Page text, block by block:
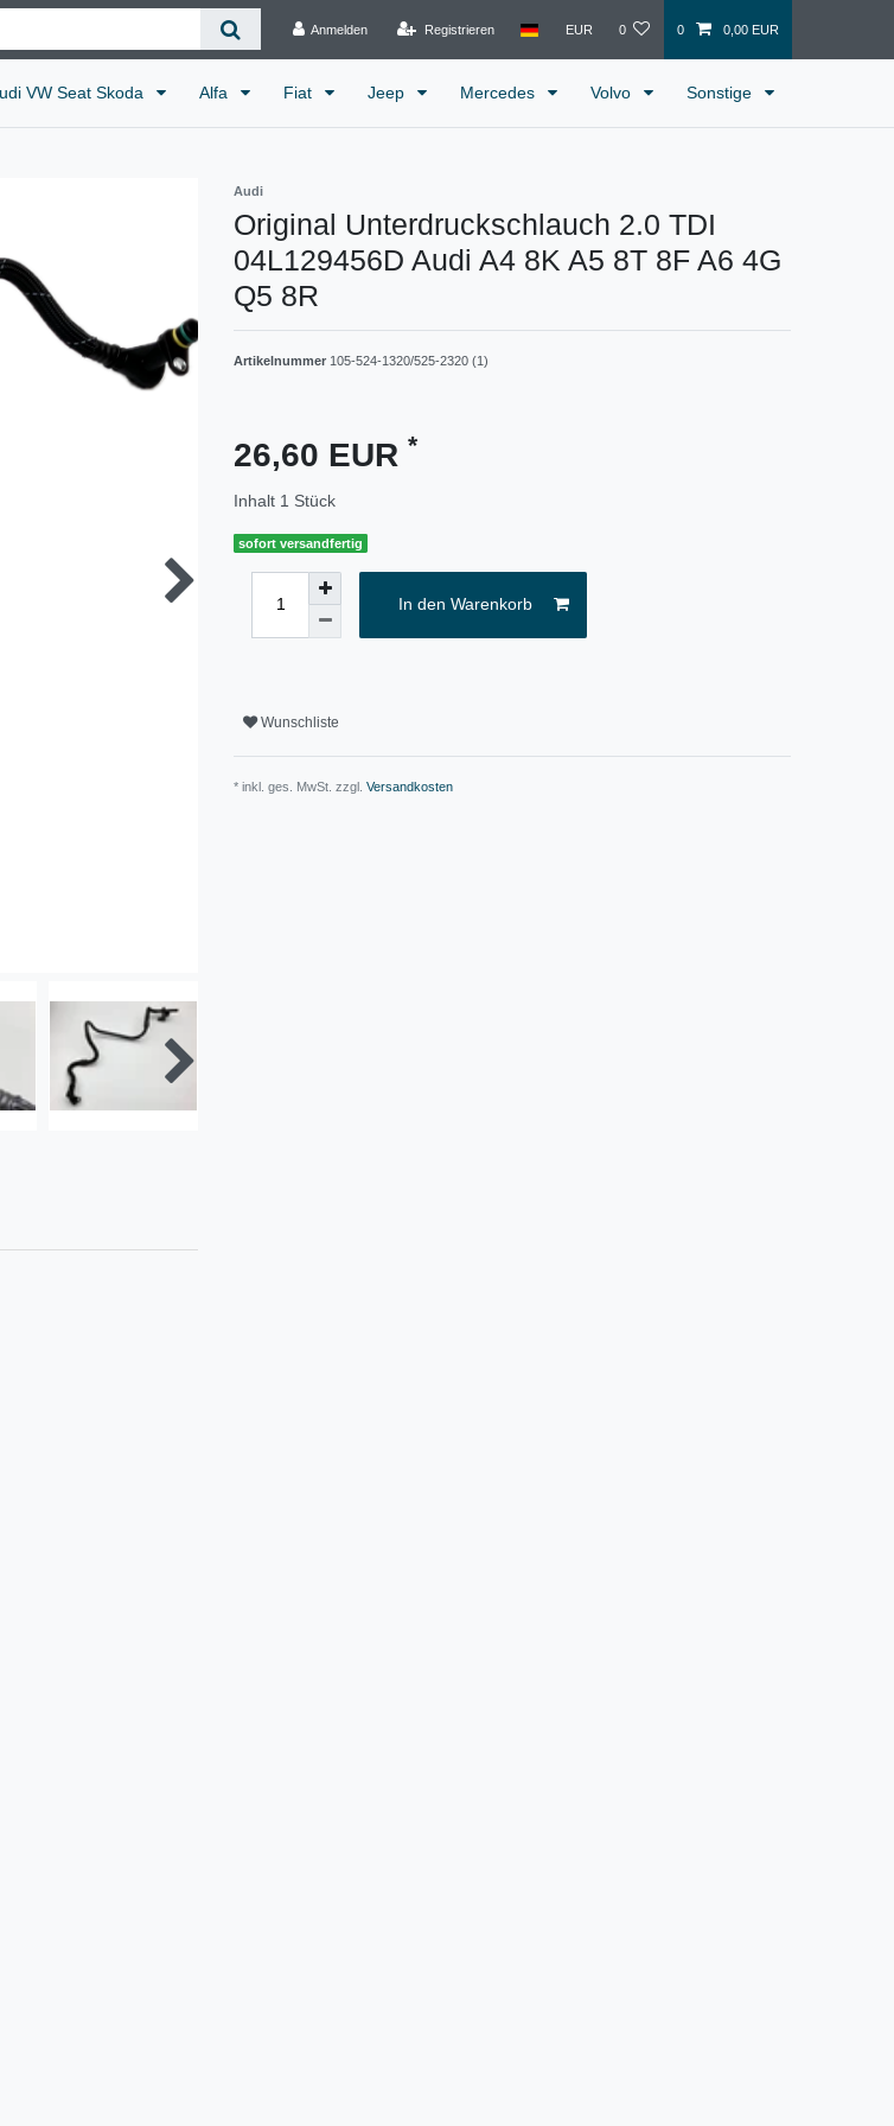
Anmelden Registrieren EUR 0 0 0,00 EUR
VW Seat Skoda Alfa Fiat Jeep Mercedes Volvo Sonstige
Audi
Original Unterdruckschlauch 2.0 TDI
04L129456D Audi A4 8K A5 8T 8F A6 4G
Q5 8R
Artikelnummer 105-524-1320/525-2320 (1)
26,60 EUR *
Inhalt 1 Stück
sofort versandfertig
In den Warenkorb
Wunschliste
* inkl. ges. MwSt. zzgl. Versandkosten